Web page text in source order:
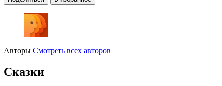
Авторы Смотреть всех авторов
Сказки